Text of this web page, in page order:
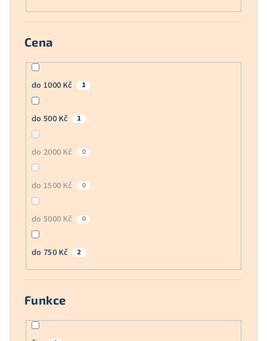
Cena
do 1000 Kč 1
do 500 Kč 1
do 2000 Kč 0
do 1500 Kč 0
do 5000 Kč 0
do 750 Kč 2
Funkce